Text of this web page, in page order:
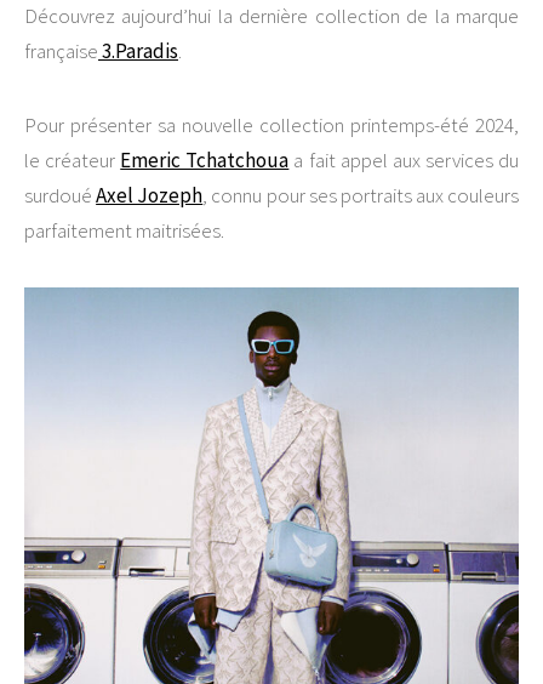
Découvrez aujourd’hui la dernière collection de la marque
française3.Paradis.
Pour présenter sa nouvelle collection printemps-été 2024,
le créateur Emeric Tchatchoua a fait appel aux services du
surdouéAxel Jozeph, connu pour ses portraits aux couleurs
parfaitement maitrisées.